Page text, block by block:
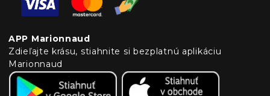
APP Marionnaud
Zdieľajte krásu, stiahnite si bezplatnú aplikáciu
Marionnaud